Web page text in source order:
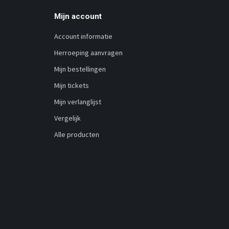
Mijn account
Account informatie
Herroeping aanvragen
Mijn bestellingen
Mijn tickets
Mijn verlanglijst
Vergelijk
Alle producten